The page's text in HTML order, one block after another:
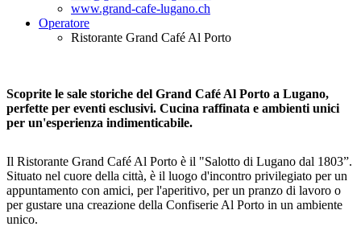
www.grand-cafe-lugano.ch
Operatore
Ristorante Grand Café Al Porto
Scoprite le sale storiche del Grand Café Al Porto a Lugano,
perfette per eventi esclusivi. Cucina raffinata e ambienti unici
per un'esperienza indimenticabile.
Il Ristorante Grand Café Al Porto è il "Salotto di Lugano dal 1803”.
Situato nel cuore della città, è il luogo d'incontro privilegiato per un
appuntamento con amici, per l'aperitivo, per un pranzo di lavoro o
per gustare una creazione della Confiserie Al Porto in un ambiente
unico.